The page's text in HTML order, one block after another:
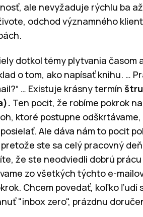
ale nevyžaduje rýchlu ba
, odchod významného
dotkol témy plytvania časom
o tom, ako napísať knihu. …
… Existuje krásny termín
Ten pocit, že robíme pokrok
ktoré postupne
Ale dáva nám to pocit
ste sa celý pracovný
že ste neodviedli dobrú
zo všetkých týchto e-
Chcem povedať, koľko ľudí
"inbox zero", prázdnu